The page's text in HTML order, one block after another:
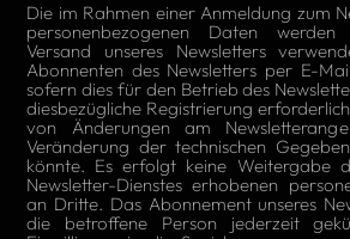
Die im Rahmen einer Anmeldung zum
personenbezogenen Daten werden
Versand unseres Newsletters
Abonnenten des Newsletters per E-
sofern dies für den Betrieb des
diesbezügliche Registrierung
von Änderungen am
Veränderung der technischen
könnte. Es erfolgt keine Weitergabe
Newsletter-Dienstes erhobenen
an Dritte. Das Abonnement unseres
die betroffene Person jederzeit